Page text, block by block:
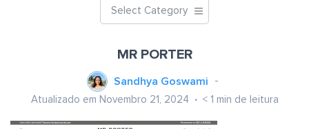
Select Category
MR PORTER
Sandhya Goswami
Atualizado em Novembro 21, 2024 < 1 min de leitura